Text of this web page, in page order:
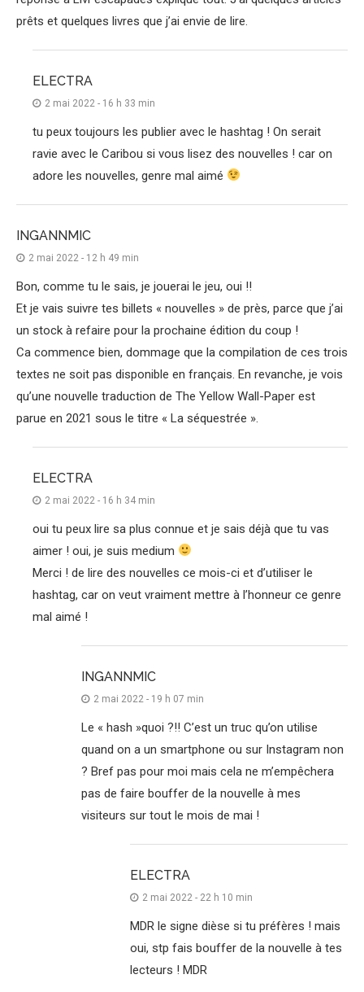
prêts et quelques livres que j’ai envie de lire.
ELECTRA
2 mai 2022 - 16 h 33 min
tu peux toujours les publier avec le hashtag ! On serait
ravie avec le Caribou si vous lisez des nouvelles ! car on
adore les nouvelles, genre mal aimé
INGANNMIC
2 mai 2022 - 12 h 49 min
Bon, comme tu le sais, je jouerai le jeu, oui !!
Et je vais suivre tes billets « nouvelles » de près, parce que j’ai
un stock à refaire pour la prochaine édition du coup !
Ca commence bien, dommage que la compilation de ces trois
textes ne soit pas disponible en français. En revanche, je vois
qu’une nouvelle traduction de The Yellow Wall-Paper est
parue en 2021 sous le titre « La séquestrée ».
ELECTRA
2 mai 2022 - 16 h 34 min
oui tu peux lire sa plus connue et je sais déjà que tu vas
aimer ! oui, je suis medium
Merci ! de lire des nouvelles ce mois-ci et d’utiliser le
hashtag, car on veut vraiment mettre à l’honneur ce genre
mal aimé !
INGANNMIC
2 mai 2022 - 19 h 07 min
Le « hash »quoi ?!! C’est un truc qu’on utilise
quand on a un smartphone ou sur Instagram non
? Bref pas pour moi mais cela ne m’empêchera
pas de faire bouffer de la nouvelle à mes
visiteurs sur tout le mois de mai !
ELECTRA
2 mai 2022 - 22 h 10 min
MDR le signe dièse si tu préfères ! mais
oui, stp fais bouffer de la nouvelle à tes
lecteurs ! MDR